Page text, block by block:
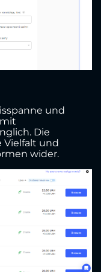
und
Die
Vielfalt und
wider.